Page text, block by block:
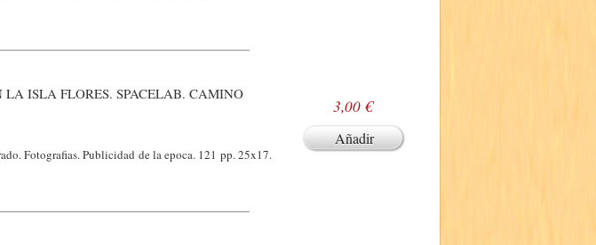
ISLA FLORES. SPACELAB. CAMINO
Fotografias. Publicidad de la epoca. 121 pp. 25x17.
3,00 €
Añadir